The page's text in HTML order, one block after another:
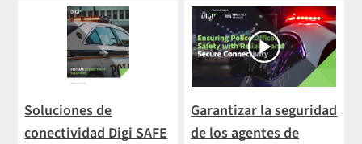
Soluciones de
conectividad Digi SAFE
Garantizar la seguridad
de los agentes de